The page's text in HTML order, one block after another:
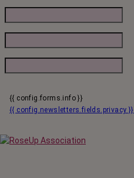
{{ config.forms.info }}
{{ config.newsletters.fields.privacy }}